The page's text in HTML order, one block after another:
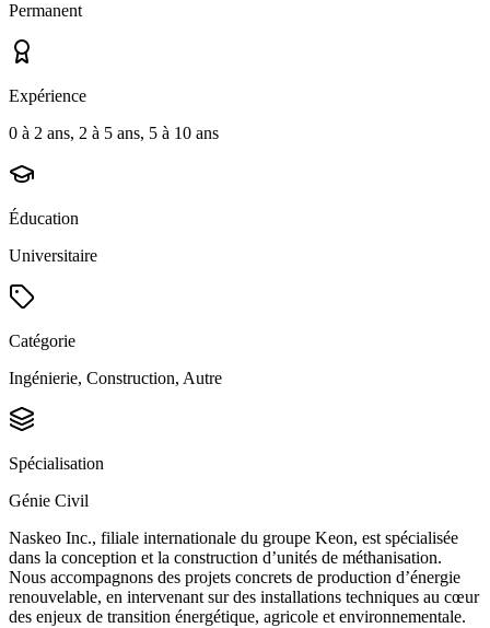
Permanent
Expérience
0 à 2 ans, 2 à 5 ans, 5 à 10 ans
Éducation
Universitaire
Catégorie
Ingénierie, Construction, Autre
Spécialisation
Génie Civil
Naskeo Inc., filiale internationale du groupe Keon, est spécialisée
dans la conception et la construction d’unités de méthanisation.
Nous accompagnons des projets concrets de production d’énergie
renouvelable, en intervenant sur des installations techniques au cœur
des enjeux de transition énergétique, agricole et environnementale.